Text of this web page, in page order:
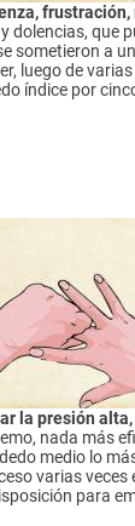
dolencias, que
sometieron a
luego de
índice por
la presión
nada más
medio lo
varias veces
para